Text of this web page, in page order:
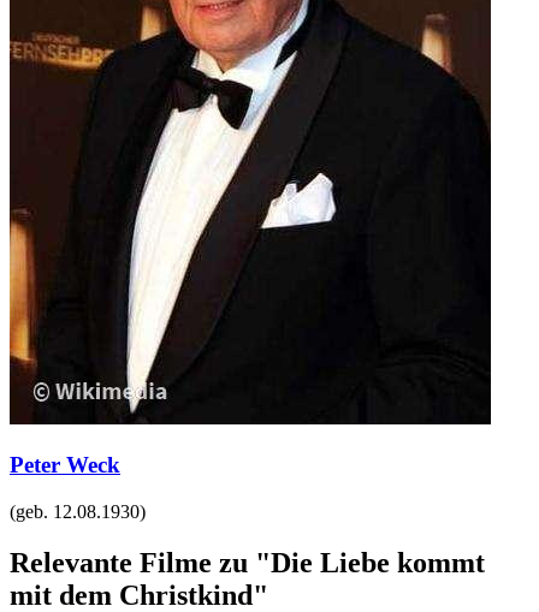
Peter Weck
(geb. 12.08.1930)
Relevante Filme zu "Die Liebe kommt
mit dem Christkind"